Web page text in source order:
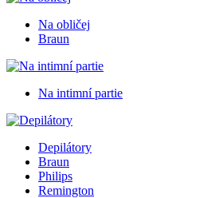
Na obličej
Braun
Na intimní partie
Depilátory
Braun
Philips
Remington